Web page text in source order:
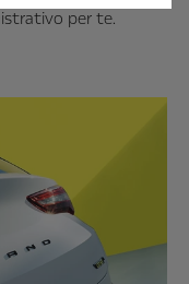
per te.